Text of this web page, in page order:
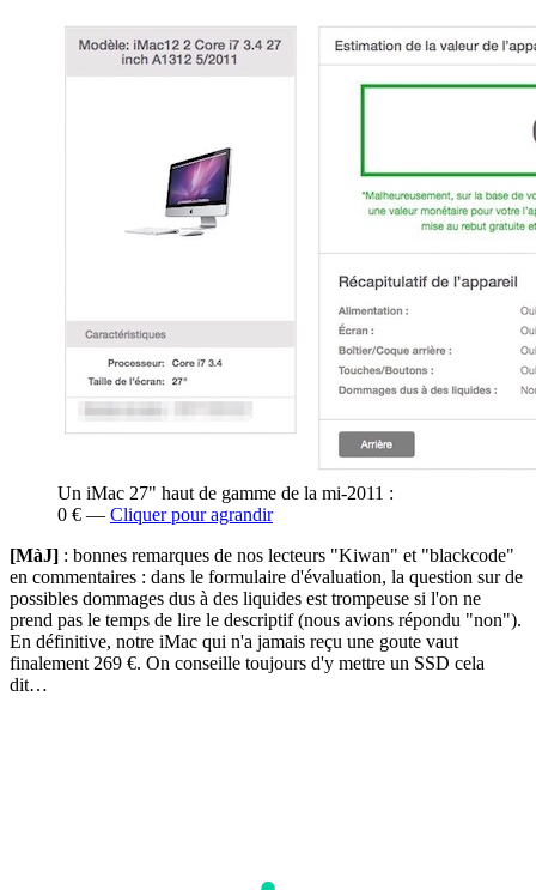
Un iMac 27" haut de gamme de la mi-2011 :
0 € — Cliquer pour agrandir
[MàJ] : bonnes remarques de nos lecteurs "Kiwan" et "blackcode"
en commentaires : dans le formulaire d'évaluation, la question sur de
possibles dommages dus à des liquides est trompeuse si l'on ne
prend pas le temps de lire le descriptif (nous avions répondu "non").
En définitive, notre iMac qui n'a jamais reçu une goute vaut
finalement 269 €. On conseille toujours d'y mettre un SSD cela
dit…